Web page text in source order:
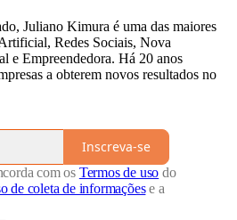
Juliano Kimura é uma das maiores
Redes Sociais, Nova
e Empreendedora. Há 20 anos
a obterem novos resultados no
Inscreva-se
com os Termos de uso do
de coleta de informaçõese a